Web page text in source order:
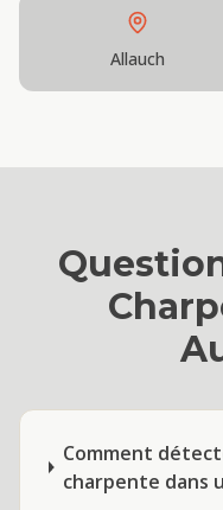
Allauch
Comment
charpente dans